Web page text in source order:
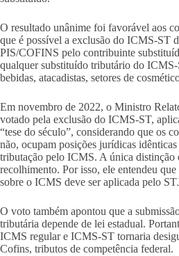
O resultado unânime foi favorável aos
que é possível a exclusão do ICMS-ST
PIS/COFINS pelo contribuinte
qualquer substituído tributário do
bebidas, atacadistas, setores de
Em novembro de 2022, o Ministro
votado pela exclusão do ICMS-ST,
“tese do século”, considerando que os
não, ocupam posições jurídicas
tributação pelo ICMS. A única distinção
recolhimento. Por isso, ele entendeu
sobre o ICMS deve ser aplicada pelo
O voto também apontou que a
tributária depende de lei estadual.
ICMS regular e ICMS-ST tornaria
Cofins, tributos de competência federal.